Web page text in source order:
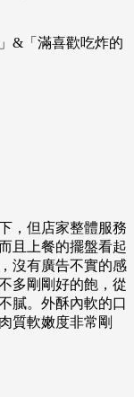
&「滿喜歡吃炸的
，但店家整體服務
且上餐的擺盤看起
沒有廣告不實的感
多剛剛好的飽，從
膩。外酥內軟的口
質軟嫩度非常剛